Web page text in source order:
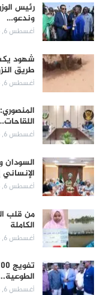
رئيس
وندعو…
أغسطس 6, 2026
طريق
أغسطس 6, 2026
أغسطس 6, 2026
السودان
أغسطس 6, 2026
من قلب
الكاملة
أغسطس 6, 2026
أغسطس 6, 2026